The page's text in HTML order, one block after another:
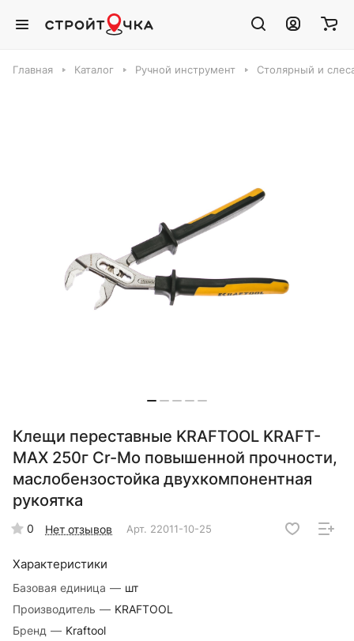
Главная Каталог Ручной инструмент Столярный и
Клещи переставные KRAFTOOL KRAFT-
MAX 250г Cr-Mo повышенной прочности,
маслобензостойка двухкомпонентная
рукоятка
0 Нет отзывов Арт. 22011-10-25
Характеристики
Базовая единица — шт
Производитель — KRAFTOOL
Бренд — Kraftool